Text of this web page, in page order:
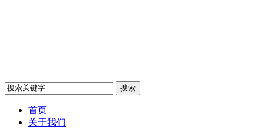
首页
关于我们